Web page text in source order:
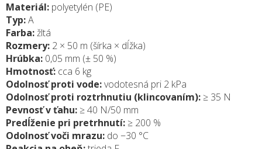
Materiál: polyetylén (PE)
Typ:A
Farba:žltá
Rozmery: 2 × 50 m (šírka × dĺžka)
Hrúbka: 0,05 mm (± 50 %)
Hmotnosť: cca 6 kg
Odolnosť proti vode:vodotesná pri 2 kPa
Odolnosť proti roztrhnutiu (klincovaním): ≥ 35 N
Pevnosť v ťahu: ≥ 40 N/50 mm
Predĺženie pri pretrhnutí: ≥ 200 %
Odolnosť voči mrazu: do −30 °C